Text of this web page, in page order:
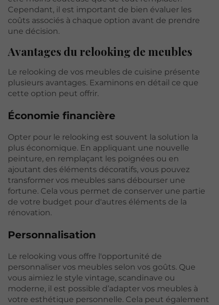
Cependant, il est important de bien évaluer les
coûts associés à chaque option avant de prendre
une décision.
Avantages du relooking de meubles
Le relooking de vos meubles de cuisine présente
plusieurs avantages. Examinons en détail ce que
cette option peut offrir.
Économie financière
Opter pour le relooking est souvent la solution la
plus économique. En appliquant une nouvelle
peinture, en remplaçant les poignées ou en
ajoutant des éléments décoratifs, vous pouvez
transformer vos meubles sans débourser une
fortune. Cela vous permet de conserver une partie
de votre budget pour d'autres éléments de la
rénovation.
Personnalisation
Le relooking vous offre l'opportunité de
personnaliser vos meubles selon vos goûts. Que
vous aimiez le style vintage, scandinave ou
moderne, il est possible d’adapter vos meubles à
votre esthétique personnelle. Cela peut également